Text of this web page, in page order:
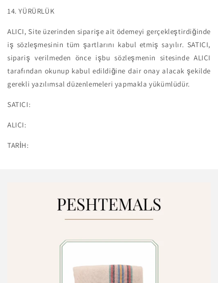
14. YÜRÜRLÜK
ALICI, Site üzerinden siparişe ait ödemeyi gerçekleştirdiğinde
iş sözleşmesinin tüm şartlarını kabul etmiş sayılır. SATICI,
sipariş verilmeden önce işbu sözleşmenin sitesinde ALICI
tarafından okunup kabul edildiğine dair onay alacak şekilde
gerekli yazılımsal düzenlemeleri yapmakla yükümlüdür.
SATICI:
ALICI:
TARİH: